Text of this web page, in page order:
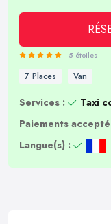
5 étoiles
7 Places Van
Services :
Taxi
Paiements
Langue(s) :